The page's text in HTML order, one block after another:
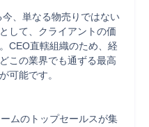
、単なる物売りではない
して、クライアントの価
CEO直轄組織のため、経
この業界でも通ずる最高
可能です。
ムのトップセールスが集